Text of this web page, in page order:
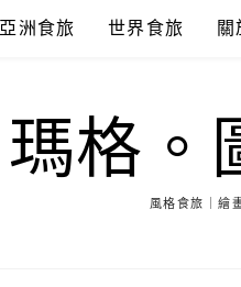
亞洲食旅 世界食旅 關
瑪格。
風格食旅｜繪